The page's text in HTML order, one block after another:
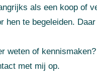
als een koop of
hen te begeleiden.
weten of
met mij op.